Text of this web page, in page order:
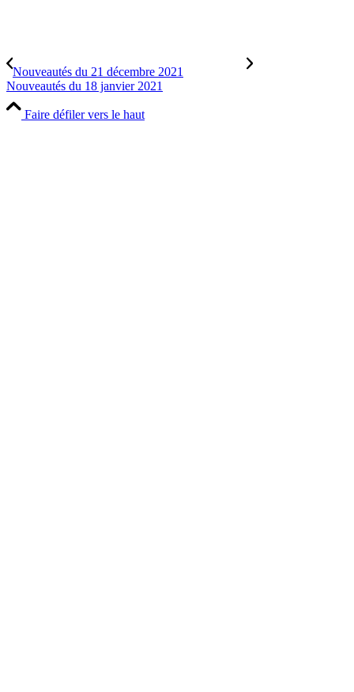
Nouveautés du 21 décembre 2021
Nouveautés du 18 janvier 2021
Faire défiler vers le haut